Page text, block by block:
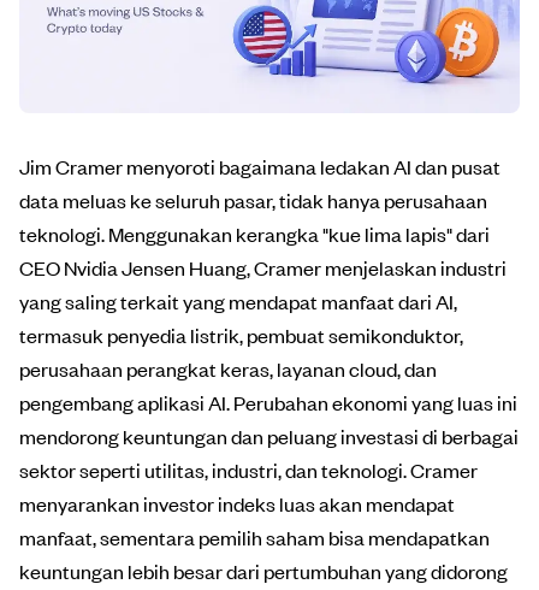
Jim Cramer menyoroti bagaimana ledakan AI dan pusat
data meluas ke seluruh pasar, tidak hanya perusahaan
teknologi. Menggunakan kerangka "kue lima lapis" dari
CEO Nvidia Jensen Huang, Cramer menjelaskan industri
yang saling terkait yang mendapat manfaat dari AI,
termasuk penyedia listrik, pembuat semikonduktor,
perusahaan perangkat keras, layanan cloud, dan
pengembang aplikasi AI. Perubahan ekonomi yang luas ini
mendorong keuntungan dan peluang investasi di berbagai
sektor seperti utilitas, industri, dan teknologi. Cramer
menyarankan investor indeks luas akan mendapat
manfaat, sementara pemilih saham bisa mendapatkan
keuntungan lebih besar dari pertumbuhan yang didorong